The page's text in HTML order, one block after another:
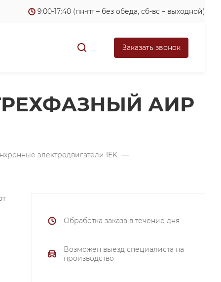
9:00-17:40 (пн-пт – без обеда, сб-вс – выходной)
Заказать звонок
АИР
электродвигатели IEK —
Обработка заказа в течение дня
Возможен выезд специалиста на
производство